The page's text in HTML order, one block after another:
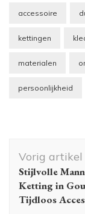
accessoire
kettingen
materialen
persoonlijkheid
Vorig artikel
Stijlvolle
Ketting in
Tijdloos